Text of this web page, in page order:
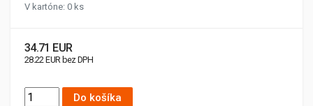
V kartóne: 0 ks
34.71 EUR
28.22 EUR bez DPH
Do košíka